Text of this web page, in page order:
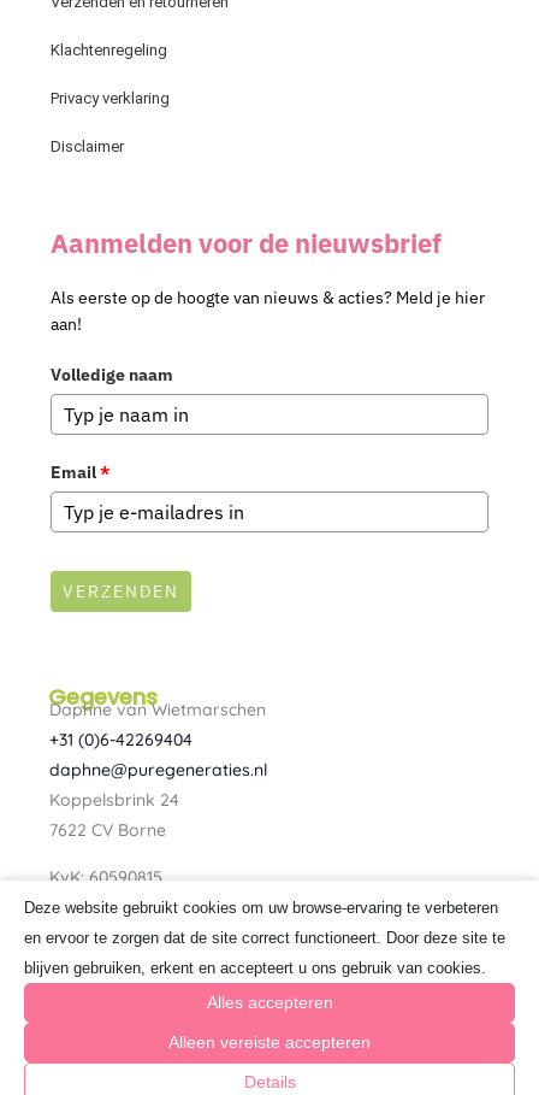
Gegevens
Daphne van Wietmarschen
+31 (0)6-42269404
daphne@puregeneraties.nl
Koppelsbrink 24
7622 CV Borne
KvK: 60590815
BTW: NL080734303B01
F
c
o
I
s
r
Klachtenregeling
Privacy verklaring
Disclaimer
Aanmelden voor de nieuwsbrief
Als eerste op de hoogte van nieuws & acties? Meld je hier
aan!
Volledige naam
Email*
VERZENDEN
© 2026 Pure Generaties
Deze website gebruikt cookies om uw browse-ervaring te verbeteren
en ervoor te zorgen dat de site correct functioneert. Door deze site te
blijven gebruiken, erkent en accepteert u ons gebruik van cookies.
Alles accepteren
Alleen vereiste accepteren
Details